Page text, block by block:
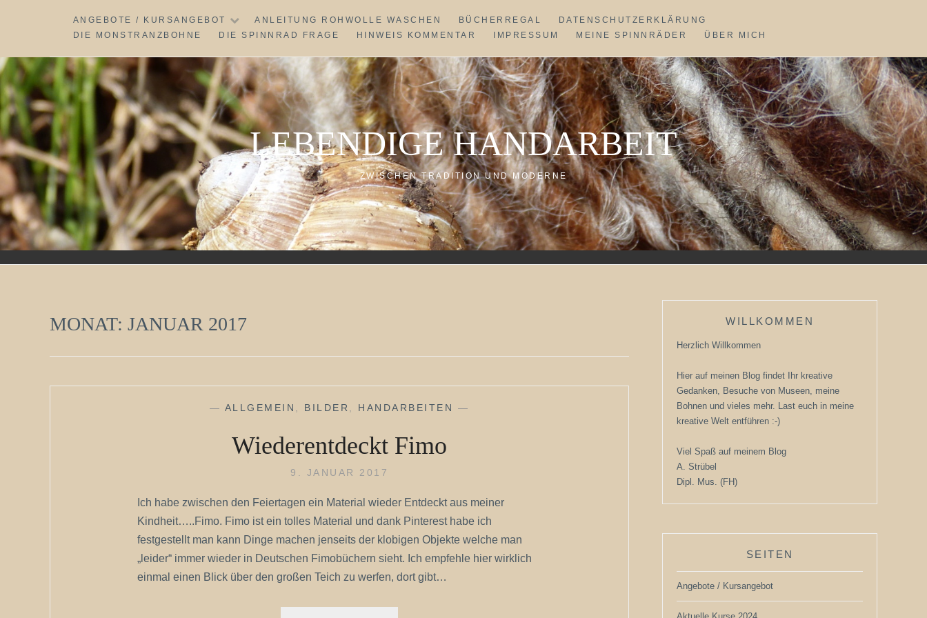
ANGEBOTE / KURSANGEBOT ANLEITUNG ROHWOLLE WASCHEN BÜCHERREGAL
DATENSCHUTZERKLÄRUNG
DIE MONSTRANZBOHNE
DIE SPINNRAD FRAGE HINWEIS KOMMENTAR IMPRESSUM MEINE SPINNRÄDER ÜBER MICH
LEBENDIGE HANDARBEIT
ZWISCHEN TRADITION UND MODERNE
MONAT: JANUAR 2017
— ALLGEMEIN BILDER HANDARBEITEN —
Wiederentdeckt Fimo
9. JANUAR 2017
Ich habe zwischen den Feiertagen ein Material wieder Entdeckt aus meiner
Kindheit…..Fimo. Fimo ist ein tolles Material und dank Pinterest habe ich
festgestellt man kann Dinge machen jenseits der klobigen Objekte welche man
„leider“ immer wieder in Deutschen Fimobüchern sieht. Ich empfehle hier wirklich
einmal einen Blick über den großen Teich zu werfen, dort gibt…
WILLKOMMEN
Herzlich Willkommen
Hier auf meinen Blog findet Ihr kreative
Gedanken, Besuche von Museen, meine
Bohnen und vieles mehr. Last euch in meine
kreative Welt entführen :-)
Viel Spaß auf meinem Blog
A. Strübel
Dipl. Mus. (FH)
SEITEN
Angebote / Kursangebot